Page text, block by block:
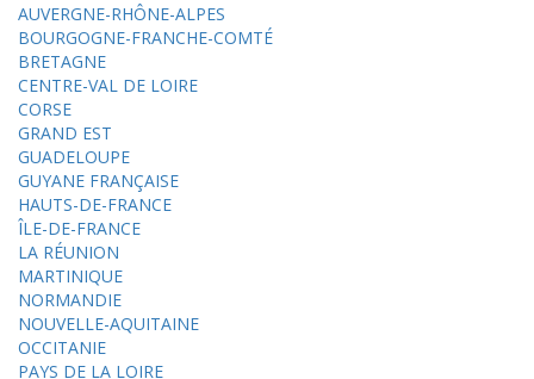
AUVERGNE-RHÔNE-ALPES
BOURGOGNE-FRANCHE-COMTÉ
BRETAGNE
CENTRE-VAL DE LOIRE
CORSE
GRAND EST
GUADELOUPE
GUYANE FRANÇAISE
HAUTS-DE-FRANCE
ÎLE-DE-FRANCE
LA RÉUNION
MARTINIQUE
NORMANDIE
NOUVELLE-AQUITAINE
OCCITANIE
PAYS DE LA LOIRE